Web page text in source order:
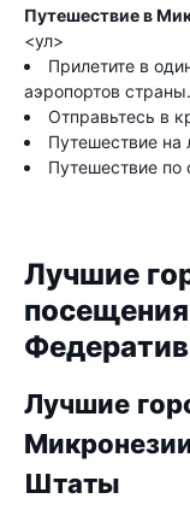
Путешествие в
<ул>
Прилетите в
аэропортов страны.
Отправьтесь в
Путешествие на
Путешествие по
Лучшие
Лучшие
Штаты